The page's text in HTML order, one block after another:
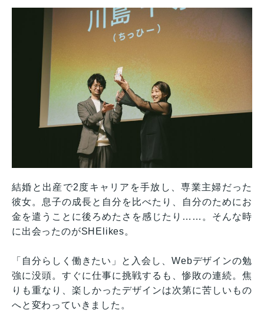
結婚と出産で2度キャリアを手放し、専業主婦だった
彼女。息子の成長と自分を比べたり、自分のためにお
金を遣うことに後ろめたさを感じたり……。そんな時
に出会ったのがSHElikes。
「自分らしく働きたい」と入会し、Webデザインの勉
強に没頭。すぐに仕事に挑戦するも、惨敗の連続。焦
りも重なり、楽しかったデザインは次第に苦しいもの
へと変わっていきました。